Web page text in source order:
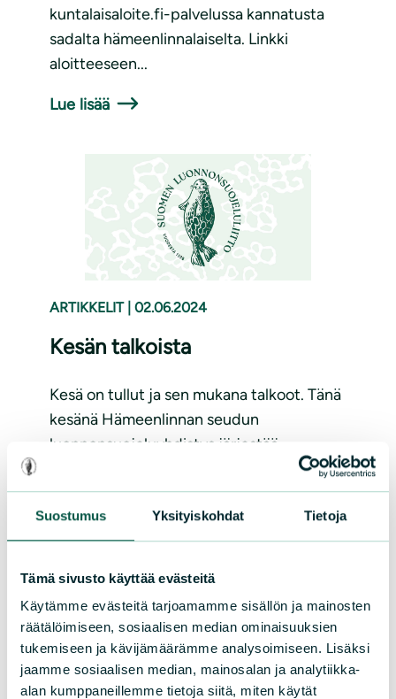
Suostumus Yksityiskohdat Tietoja
Tämä sivusto käyttää evästeitä
Käytämme evästeitä tarjoamamme sisällön ja mainosten
räätälöimiseen, sosiaalisen median ominaisuuksien
tukemiseen ja kävijämäärämme analysoimiseen. Lisäksi
jaamme sosiaalisen median, mainosalan ja analytiikka-
alan kumppaneillemme tietoja siitä, miten käytät
kuntalaisaloite.fi-palvelussa kannatusta
sadalta hämeenlinnalaiselta. Linkki
aloitteeseen...
Lue lisää
ARTIKKELIT 02.06.2024
Kesän talkoista
Kesä on tullut ja sen mukana talkoot. Tänä
kesänä Hämeenlinnan seudun
luonnonsuojeluyhdistys järjestää
seitsemät talkoot kahdessa eri kohteessa.
Kesäkuussa poistamme lupiinia
Sairionrannassa, heinäkuussa käymme
jättipalsamin kimppuun Kutalanjoella.
Sairionrannan talkoiden ajankohdat:...
Lue lisää